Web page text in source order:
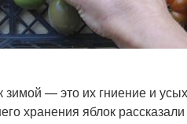
— это их гниение и
хранения яблок